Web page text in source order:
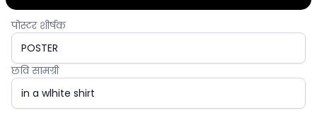
पोस्टर शीर्षक
छवि सामग्री